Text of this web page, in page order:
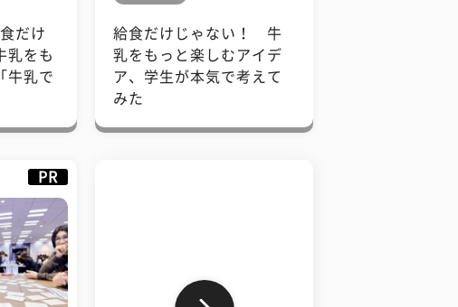
だけ
乳をも
牛乳で
給食だけじゃない！ 牛
乳をもっと楽しむアイデ
ア、学生が本気で考えて
みた
PR